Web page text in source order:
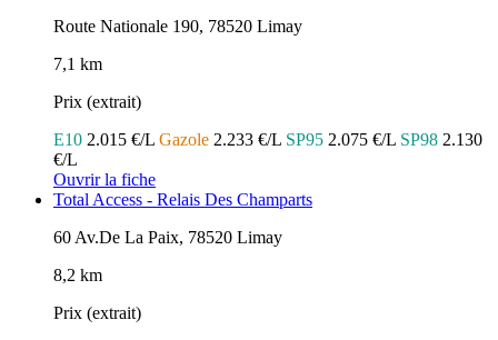
Route Nationale 190, 78520 Limay
7,1 km
Prix (extrait)
E10 2.015 €/L Gazole 2.233 €/L SP95 2.075 €/L SP98 2.130
€/L
Ouvrir la fiche
Total Access - Relais Des Champarts
60 Av.De La Paix, 78520 Limay
8,2 km
Prix (extrait)